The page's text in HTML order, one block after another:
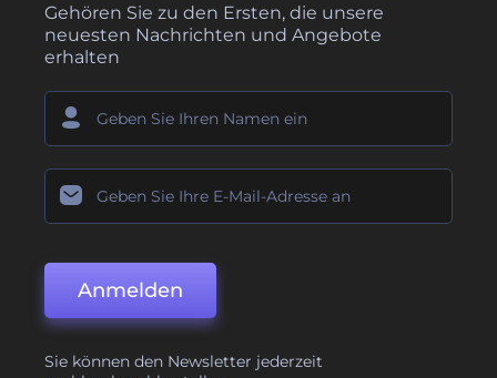
Gehören Sie zu den Ersten, die unsere
neuesten Nachrichten und Angebote
erhalten
Anmelden
Sie können den Newsletter jederzeit